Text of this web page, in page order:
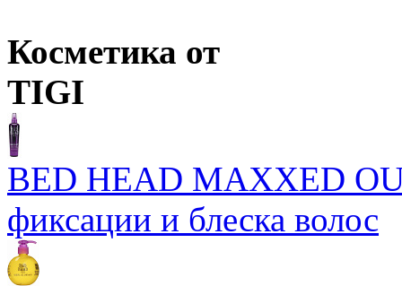
Косметика от
TIGI
BED HEAD MAXXED
фиксации и блеска волос